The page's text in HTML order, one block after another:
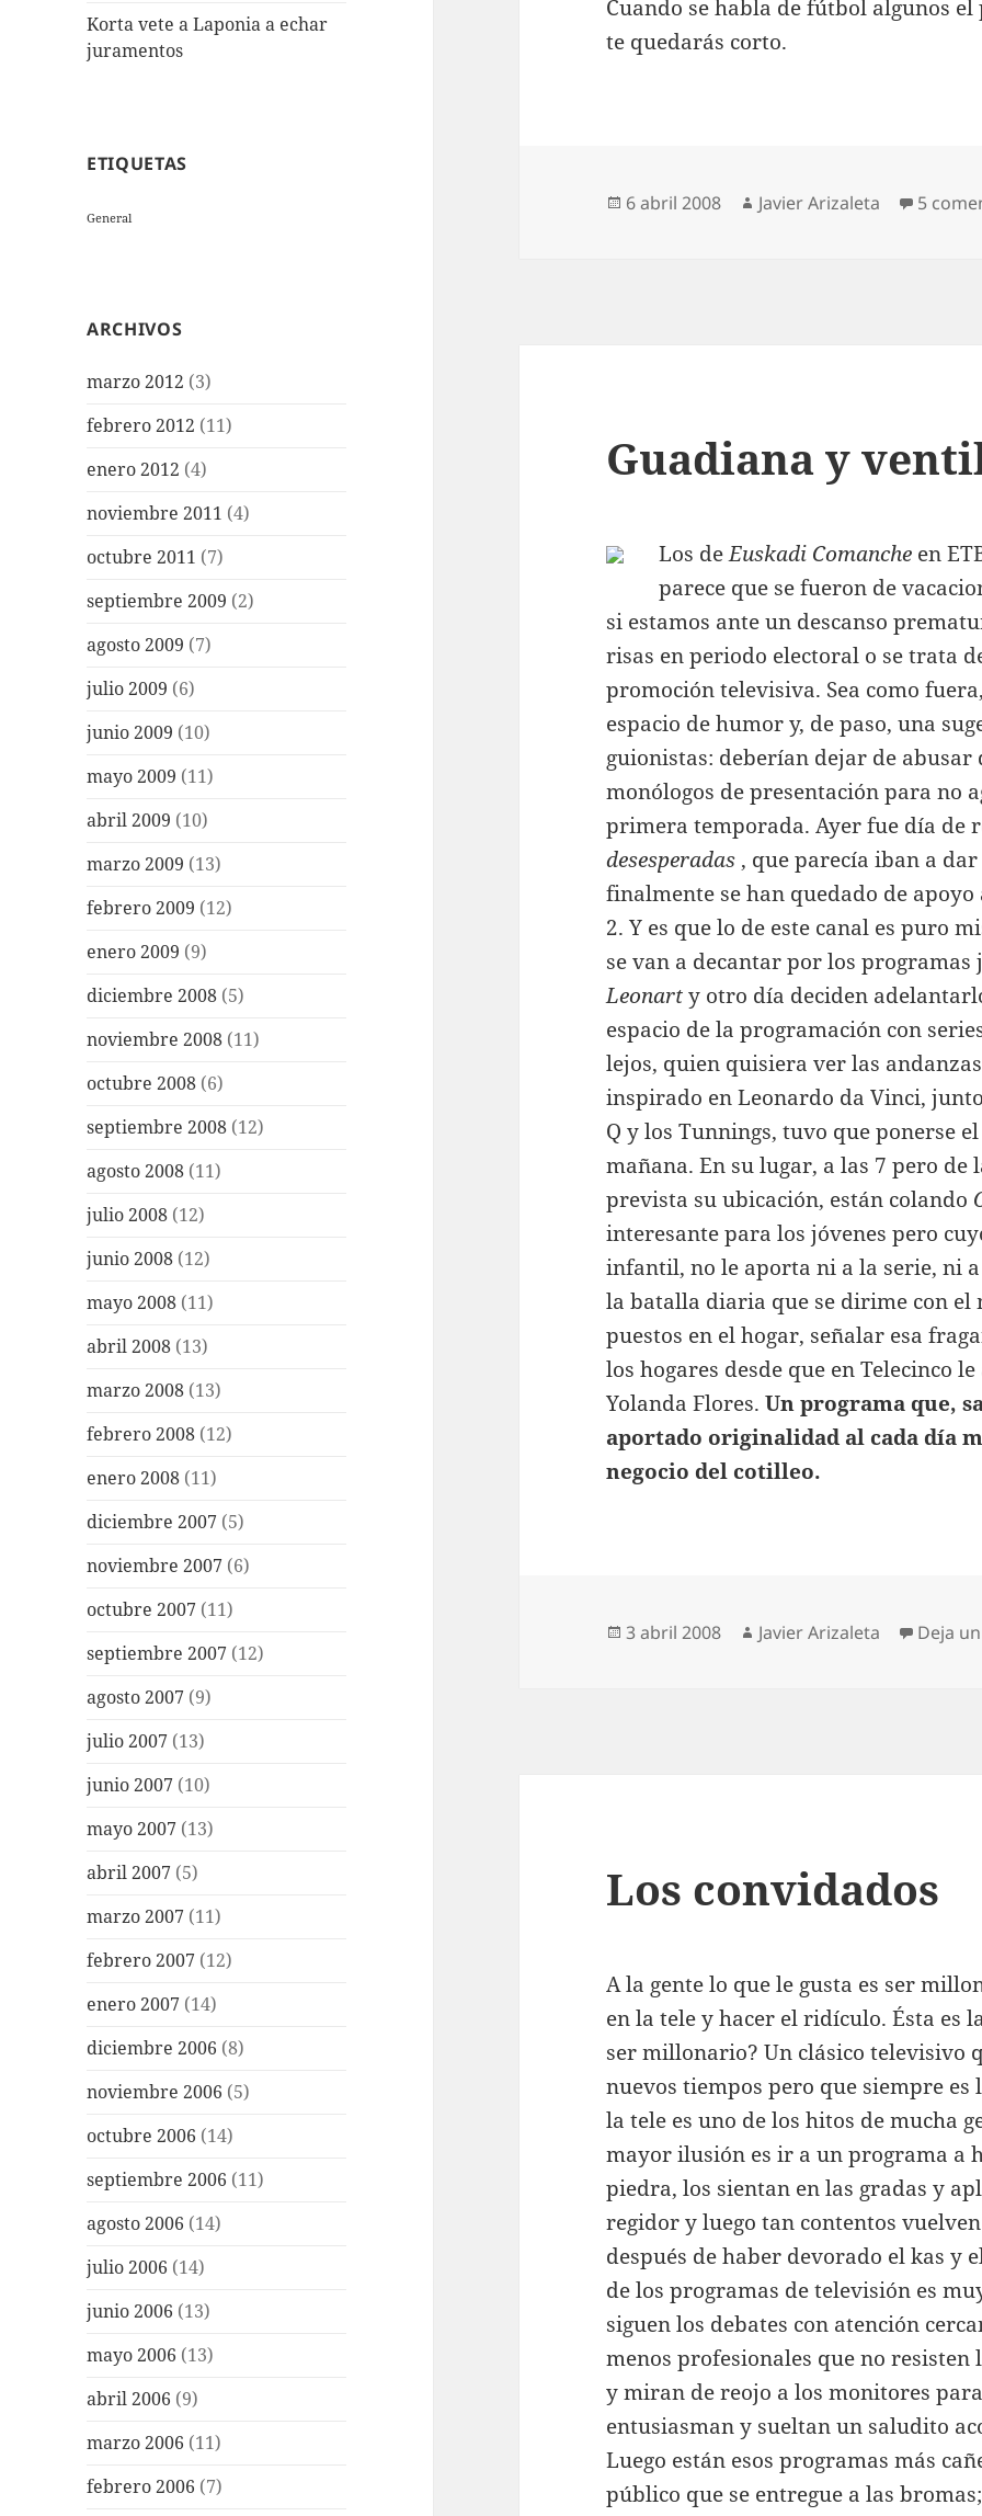
Korta vete a Laponia a echar
juramentos
ETIQUETAS
General
ARCHIVOS
marzo 2012 (3)
febrero 2012 (11)
enero 2012 (4)
noviembre 2011 (4)
octubre 2011 (7)
septiembre 2009 (2)
agosto 2009 (7)
julio 2009 (6)
junio 2009 (10)
mayo 2009 (11)
abril 2009 (10)
marzo 2009 (13)
febrero 2009 (12)
enero 2009 (9)
diciembre 2008 (5)
noviembre 2008 (11)
octubre 2008 (6)
septiembre 2008 (12)
agosto 2008 (11)
julio 2008 (12)
junio 2008 (12)
mayo 2008 (11)
abril 2008 (13)
marzo 2008 (13)
febrero 2008 (12)
enero 2008 (11)
diciembre 2007 (5)
noviembre 2007 (6)
octubre 2007 (11)
septiembre 2007 (12)
agosto 2007 (9)
julio 2007 (13)
junio 2007 (10)
mayo 2007 (13)
abril 2007 (5)
marzo 2007 (11)
febrero 2007 (12)
enero 2007 (14)
diciembre 2006 (8)
noviembre 2006 (5)
octubre 2006 (14)
septiembre 2006 (11)
agosto 2006 (14)
julio 2006 (14)
junio 2006 (13)
mayo 2006 (13)
abril 2006 (9)
marzo 2006 (11)
febrero 2006 (7)
Cuando se habla de fútbol algunos
te quedarás corto.
Publicado
6 abril 2008 Autor
Javier Arizaleta 5
Guadiana y
Los deEuskadi Comanche en
parece que se fueron de
si estamos ante un descanso
risas en periodo electoral o se trata
promoción televisiva. Sea como
espacio de humor y, de paso, una
guionistas: deberían dejar de abusar
monólogos de presentación para no
primera temporada. Ayer fue día de
desesperadas , que parecía iban a
finalmente se han quedado de
2. Y es que lo de este canal es puro
se van a decantar por los
Leonarty otro día deciden
espacio de la programación con
lejos, quien quisiera ver las
inspirado en Leonardo da Vinci,
Q y los Tunnings, tuvo que ponerse
mañana. En su lugar, a las 7 pero de
prevista su ubicación, están colando
interesante para los jóvenes pero
infantil, no le aporta ni a la serie, ni
la batalla diaria que se dirime con el
puestos en el hogar, señalar esa
los hogares desde que en Telecinco
Yolanda Flores.Un programa que,
aportado originalidad al cada día
negocio del cotilleo.
Publicado
3 abril 2008 Autor
Javier Arizaleta Deja
Los convidados
A la gente lo que le gusta es ser
en la tele y hacer el ridículo. Ésta es
ser millonario? Un clásico televisivo
nuevos tiempos pero que siempre es
la tele es uno de los hitos de mucha
mayor ilusión es ir a un programa a
piedra, los sientan en las gradas y
regidor y luego tan contentos
después de haber devorado el kas y
de los programas de televisión es
siguen los debates con atención
menos profesionales que no
y miran de reojo a los monitores
entusiasman y sueltan un saludito
Luego están esos programas más
público que se entregue a las